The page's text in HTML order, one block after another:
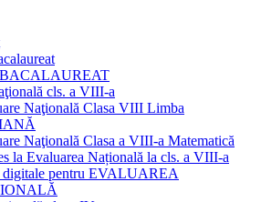
cls. a VIII-a
Naţională Clasa VIII Limba
Naţională Clasa a VIII-a Matematică
la Evaluarea Națională la cls. a VIII-a
digitale pentru EVALUAREA